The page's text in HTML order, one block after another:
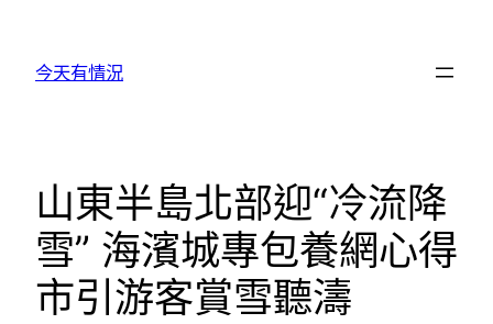
今天有情況
山東半島北部迎“冷流降
雪” 海濱城專包養網心得
市引游客賞雪聽濤